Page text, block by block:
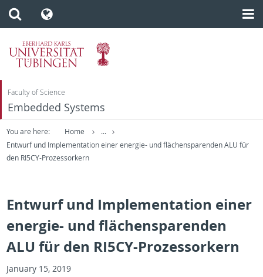
Faculty of Science
Embedded Systems
You are here: Home
...
Entwurf und Implementation einer energie- und flächensparenden ALU für
den RI5CY-Prozessorkern
Entwurf und Implementation einer
energie- und flächensparenden
ALU für den RI5CY-Prozessorkern
Jan­u­ary 15, 2019